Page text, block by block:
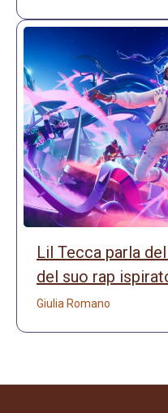
Lil Tecca parla
del suo rap
Giulia Romano